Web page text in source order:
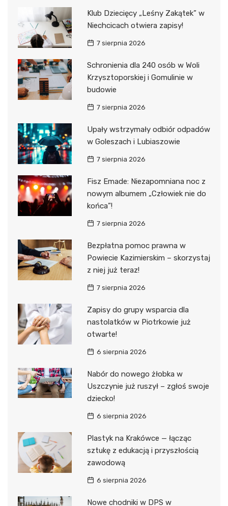
Klub Dziecięcy „Leśny Zakątek” w
Niechcicach otwiera zapisy!
7 sierpnia 2026
Schronienia dla 240 osób w Woli
Krzysztoporskiej i Gomulinie w
budowie
7 sierpnia 2026
Upały wstrzymały odbiór odpadów
w Goleszach i Lubiaszowie
7 sierpnia 2026
Fisz Emade: Niezapomniana noc z
nowym albumem „Człowiek nie do
końca”!
7 sierpnia 2026
Bezpłatna pomoc prawna w
Powiecie Kazimierskim – skorzystaj
z niej już teraz!
7 sierpnia 2026
Zapisy do grupy wsparcia dla
nastolatków w Piotrkowie już
otwarte!
6 sierpnia 2026
Nabór do nowego żłobka w
Uszczynie już ruszył – zgłoś swoje
dziecko!
6 sierpnia 2026
Plastyk na Krakówce — łącząc
sztukę z edukacją i przyszłością
zawodową
6 sierpnia 2026
Nowe chodniki w DPS w